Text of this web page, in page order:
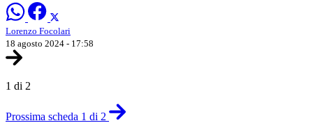
Lorenzo Focolari
18 agosto 2024 - 17:58
1 di 2
Prossima scheda 1 di 2